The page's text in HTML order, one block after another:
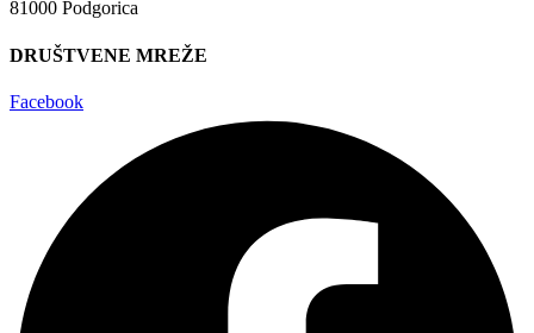
81000 Podgorica
DRUŠTVENE MREŽE
Facebook